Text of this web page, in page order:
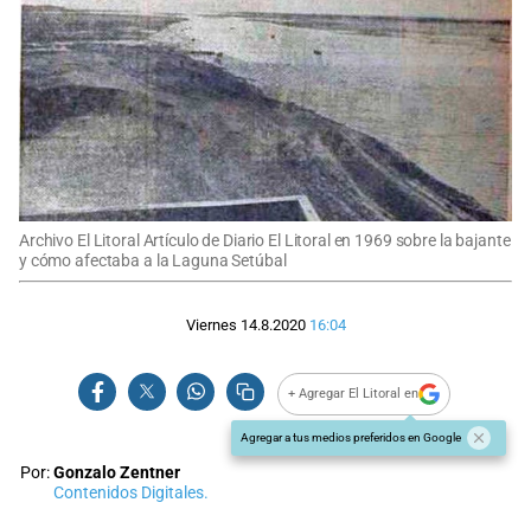
Archivo El Litoral Artículo de Diario El Litoral en 1969 sobre la bajante
y cómo afectaba a la Laguna Setúbal
Viernes 14.8.2020 16:04
+ Agregar El Litoral en
Agregar a tus medios preferidos en Google
Por:Gonzalo Zentner
Contenidos Digitales.